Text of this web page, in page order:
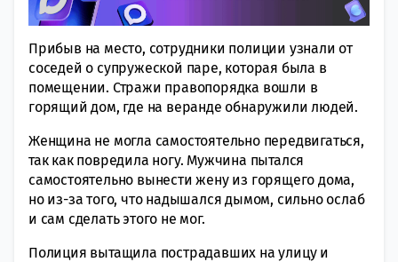
Прибыв на место, сотрудники полиции узнали от
соседей о супружеской паре, которая была в
помещении. Стражи правопорядка вошли в
горящий дом, где на веранде обнаружили людей.
Женщина не могла самостоятельно передвигаться,
так как повредила ногу. Мужчина пытался
самостоятельно вынести жену из горящего дома,
но из-за того, что надышался дымом, сильно ослаб
и сам сделать этого не мог.
Полиция вытащила пострадавших на улицу и